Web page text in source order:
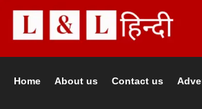
Home About us Contact us